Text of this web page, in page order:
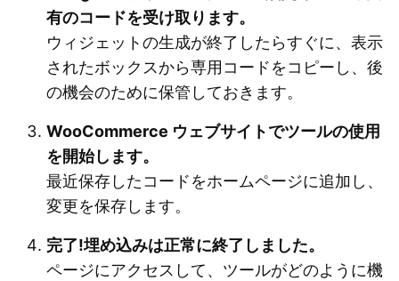
有のコードを受け取ります。
ウィジェットの生成が終了したらすぐに、表示
されたボックスから専用コードをコピーし、後
の機会のために保管しておきます。
WooCommerce ウェブサイトでツールの使用
を開始します。
最近保存したコードをホームページに追加し、
変更を保存します。
完了!埋め込みは正常に終了しました。
ページにアクセスして、ツールがどのように機